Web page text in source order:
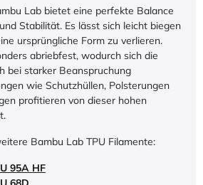
Lab bietet eine perfekte Balance
Stabilität. Es lässt sich leicht biegen
ursprüngliche Form zu verlieren.
abriebfest, wodurch sich die
bei starker Beanspruchung
wie Schutzhüllen, Polsterungen
profitieren von dieser hohen
Bambu Lab TPU Filamente:
95A HF